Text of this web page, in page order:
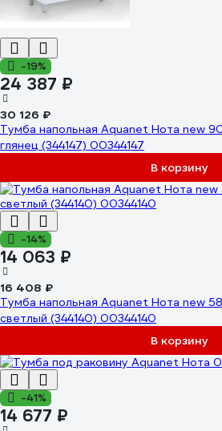
-19%
24 387 ₽
30 126 ₽
Тумба напольная Aquanet Нота new
глянец (344147) 00344147
В корзину
-14%
14 063 ₽
16 408 ₽
Тумба напольная Aquanet Нота new
светлый (344140) 00344140
В корзину
-41%
14 677 ₽